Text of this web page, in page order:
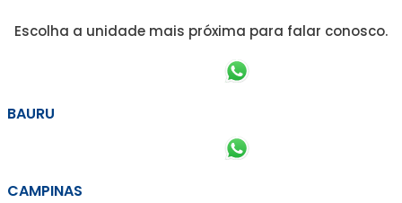
Escolha a unidade mais próxima para falar conosco.
BAURU
CAMPINAS